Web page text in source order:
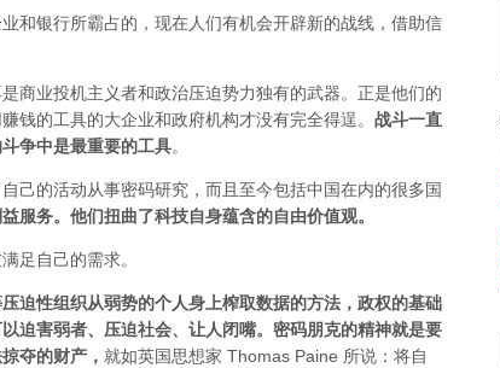
和银行所霸占的，现在人们有机会开辟新的战线，借助信
是商业投机主义者和政治压迫势力独有的武器。正是他们的
钱的工具的大企业和政府机构才没有完全得逞。 战斗一直
争中是最重要的工具。
己的活动从事密码研究，而且至今包括中国在内的很多国
服务。他们扭曲了科技自身蕴含的自由价值观。
足自己的需求。
迫性组织从弱势的个人身上榨取数据的方法，政权的基础
迫害弱者、压迫社会、让人闭嘴。密码朋克的精神就是要
夺的财产 ， 就如英国思想家 Thomas Paine 所说：将自